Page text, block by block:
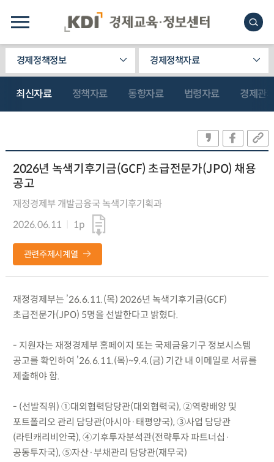
경제정책정보 경제정책자료
최신자료 정책자료 동향자료 법령자료 경제관
2026년 녹색기후기금(GCF) 초급전문가(JPO) 채용
공고
재정경제부 개발금융국 녹색기후기획과
2026.06.11
1p
관련주제시계열
재정경제부는 ’26.6.11.(목) 2026년 녹색기후기금(GCF)
초급전문가(JPO) 5명을 선발한다고 밝혔다.
- 지원자는 재정경제부 홈페이지 또는 국제금융기구 정보시스템
공고를 확인하여 ’26.6.11.(목)~9.4.(금) 기간 내 이메일로 서류를
제출해야 함.
- (선발직위) ①대외협력담당관(대외협력국), ②역량배양 및
포트폴리오 관리 담당관(아시아·태평양국), ③사업 담당관
(라틴캐리비안국), ④기후투자분석관(전략투자 파트너십·
공동투자국), ⑤자산·부채관리 담당관(재무국)